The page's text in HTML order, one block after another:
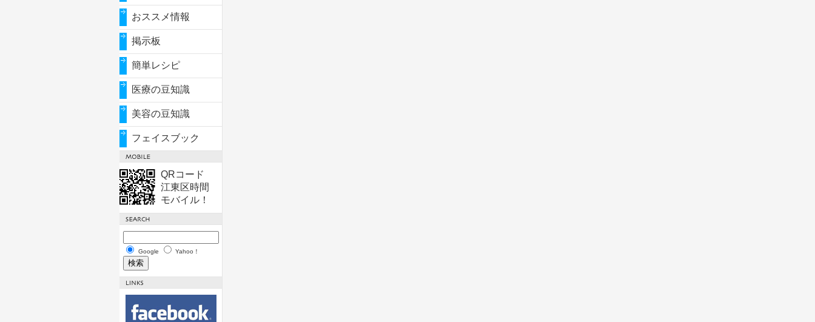
おススメ情報
掲示板
簡単レシピ
医療の豆知識
美容の豆知識
フェイスブック
QRコード
江東区時間
モバイル！
Google Yahoo！